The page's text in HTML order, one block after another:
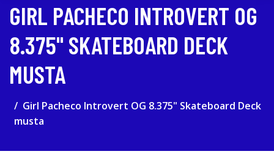
GIRL PACHECO INTROVERT OG
8.375" SKATEBOARD DECK
MUSTA
Girl Pacheco Introvert OG 8.375" Skateboard Deck
musta